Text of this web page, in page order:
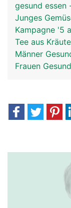
gesund essen
Junges
Kampagne '5
Tee aus
Männer
Frauen